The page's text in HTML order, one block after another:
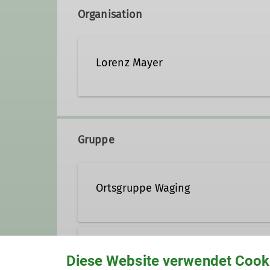
Organisation
Lorenz Mayer
Trainer*in C Bergsteigen
Gruppe
Ortsgruppe Waging
Sektion Teisendorf
Diese Website verwendet